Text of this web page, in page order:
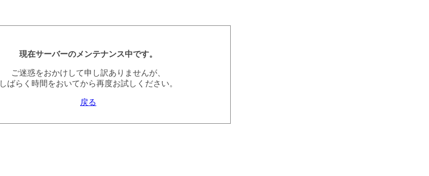
現在サーバーのメンテナンス中です。
ご迷惑をおかけして申し訳ありませんが、
しばらく時間をおいてから再度お試しください。
戻る